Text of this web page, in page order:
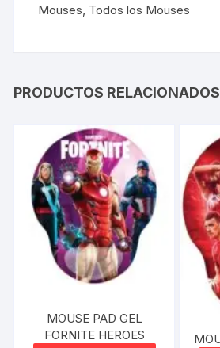
Mouses, Todos los Mouses
PRODUCTOS RELACIONADOS
MOUSE PAD GEL
FORNITE HEROES